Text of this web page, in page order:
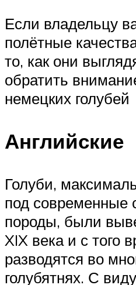
Если владельцу
полётные
то, как они
обратить
немецких голубей
Английские
Голуби,
под современные
породы, были
XIX века и с того
разводятся во
голубятнях. С